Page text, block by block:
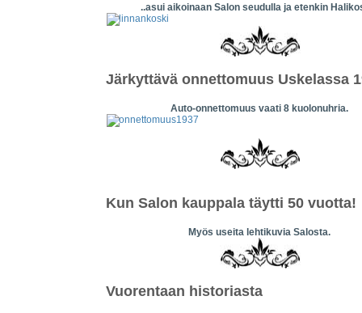
..asui aikoinaan Salon seudulla ja etenkin
Järkyttävä onnettomuus Uskelassa
Auto-onnettomuus vaati 8 kuolonuhria.
Kun Salon kauppala täytti 50 vuotta!
Myös useita lehtikuvia Salosta.
Vuorentaan historiasta